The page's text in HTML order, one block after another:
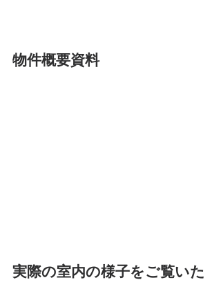
物件概要資料
実際の室内の様子をご覧いた